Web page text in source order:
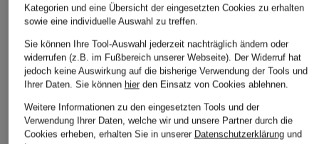
Kategorien und eine Übersicht der eingesetzten Cookies zu erhalten
sowie eine individuelle Auswahl zu treffen.
Sie können Ihre Tool-Auswahl jederzeit nachträglich ändern oder
widerrufen (z.B. im Fußbereich unserer Webseite). Der Widerruf hat
jedoch keine Auswirkung auf die bisherige Verwendung der Tools und
Ihrer Daten. Sie können hierden Einsatz von Cookies ablehnen.
Weitere Informationen zu den eingesetzten Tools und der
Verwendung Ihrer Daten, welche wir und unsere Partner durch die
Cookies erheben, erhalten Sie in unserer Datenschutzerklärungund